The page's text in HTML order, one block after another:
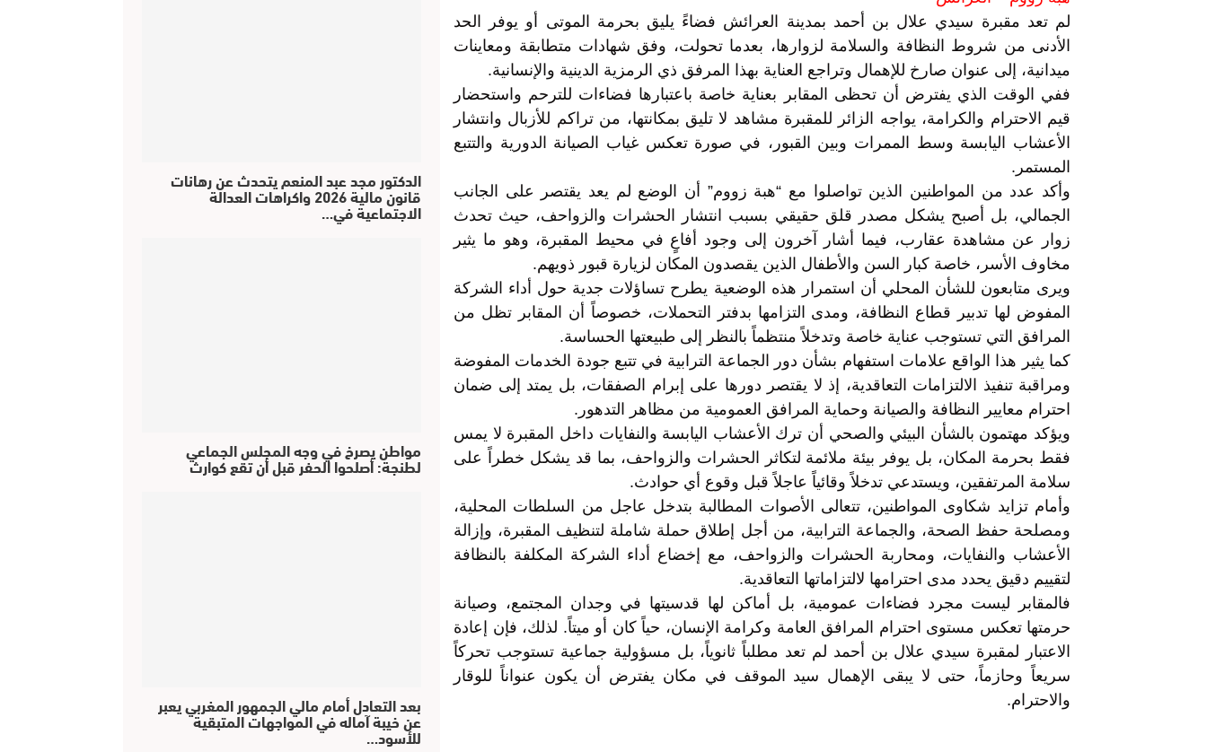
لم تعد مقبرة سيدي علال بن أحمد بمدينة العرائش فضاءً يليق بحرمة الموتى أو يوفر الحد
الأدنى من شروط النظافة والسلامة لزوارها، بعدما تحولت، وفق شهادات متطابقة ومعاينات
ميدانية، إلى عنوان صارخ للإهمال وتراجع العناية بهذا المرفق ذي الرمزية الدينية والإنسانية.
ففي الوقت الذي يفترض أن تحظى المقابر بعناية خاصة باعتبارها فضاءات للترحم واستحضار
قيم الاحترام والكرامة، يواجه الزائر للمقبرة مشاهد لا تليق بمكانتها، من تراكم للأزبال وانتشار
الأعشاب اليابسة وسط الممرات وبين القبور، في صورة تعكس غياب الصيانة الدورية والتتبع
المستمر.
وأكد عدد من المواطنين الذين تواصلوا مع “هبة زووم” أن الوضع لم يعد يقتصر على الجانب
الجمالي، بل أصبح يشكل مصدر قلق حقيقي بسبب انتشار الحشرات والزواحف، حيث تحدث
زوار عن مشاهدة عقارب، فيما أشار آخرون إلى وجود أفاعٍ في محيط المقبرة، وهو ما يثير
مخاوف الأسر، خاصة كبار السن والأطفال الذين يقصدون المكان لزيارة قبور ذويهم.
ويرى متابعون للشأن المحلي أن استمرار هذه الوضعية يطرح تساؤلات جدية حول أداء الشركة
المفوض لها تدبير قطاع النظافة، ومدى التزامها بدفتر التحملات، خصوصاً أن المقابر تظل من
المرافق التي تستوجب عناية خاصة وتدخلاً منتظماً بالنظر إلى طبيعتها الحساسة.
كما يثير هذا الواقع علامات استفهام بشأن دور الجماعة الترابية في تتبع جودة الخدمات المفوضة
ومراقبة تنفيذ الالتزامات التعاقدية، إذ لا يقتصر دورها على إبرام الصفقات، بل يمتد إلى ضمان
احترام معايير النظافة والصيانة وحماية المرافق العمومية من مظاهر التدهور.
ويؤكد مهتمون بالشأن البيئي والصحي أن ترك الأعشاب اليابسة والنفايات داخل المقبرة لا يمس
فقط بحرمة المكان، بل يوفر بيئة ملائمة لتكاثر الحشرات والزواحف، بما قد يشكل خطراً على
سلامة المرتفقين، ويستدعي تدخلاً وقائياً عاجلاً قبل وقوع أي حوادث.
وأمام تزايد شكاوى المواطنين، تتعالى الأصوات المطالبة بتدخل عاجل من السلطات المحلية،
ومصلحة حفظ الصحة، والجماعة الترابية، من أجل إطلاق حملة شاملة لتنظيف المقبرة، وإزالة
الأعشاب والنفايات، ومحاربة الحشرات والزواحف، مع إخضاع أداء الشركة المكلفة بالنظافة
لتقييم دقيق يحدد مدى احترامها لالتزاماتها التعاقدية.
فالمقابر ليست مجرد فضاءات عمومية، بل أماكن لها قدسيتها في وجدان المجتمع، وصيانة
حرمتها تعكس مستوى احترام المرافق العامة وكرامة الإنسان، حياً كان أو ميتاً. لذلك، فإن إعادة
الاعتبار لمقبرة سيدي علال بن أحمد لم تعد مطلباً ثانوياً، بل مسؤولية جماعية تستوجب تحركاً
سريعاً وحازماً، حتى لا يبقى الإهمال سيد الموقف في مكان يفترض أن يكون عنواناً للوقار
والاحترام.
الدكتور مجد عبد المنعم يتحدث عن رهانات
قانون مالية 2026 واكراهات العدالة
الاجتماعية في…
مواطن يصرخ في وجه المجلس الجماعي
لطنجة: أصلحوا الحفر قبل أن تقع كوارث
بعد التعادل أمام مالي الجمهور المغربي يعبر
عن خيبة آماله في المواجهات المتبقية
للأسود…